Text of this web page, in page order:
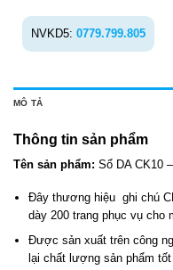
NVKD5: 0779.799.805
MÔ TẢ
Thông tin sản phẩm
Tên sản phẩm: Sổ DA CK10
Đây thương hiệu ghi chú
dày 200 trang phục vụ cho
Được sản xuất trên công
lại chất lượng sản phẩm